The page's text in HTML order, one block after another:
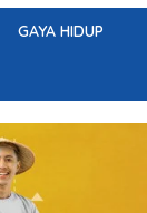
GAYA HIDUP